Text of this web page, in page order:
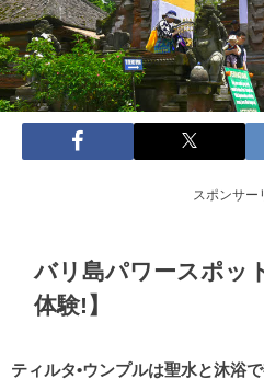
スポンサー
バリ島パワースポッ
体験!】
ティルタ•ウンプルは聖水と沐浴